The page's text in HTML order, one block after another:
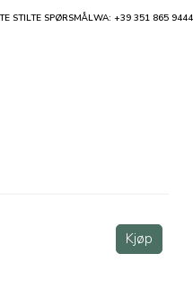
Kjøp
STILTE SPØRSMÅLWA: +39 351 865 9444